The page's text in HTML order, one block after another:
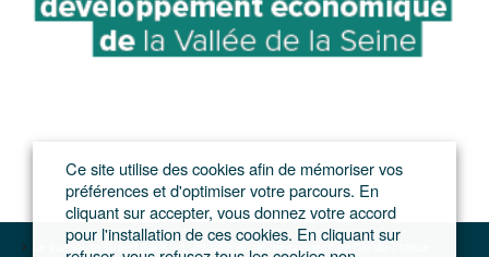
Le journal du Grand Paris – L'actualité du développement de l'Ile-de-France
Ce site utilise des cookies afin de mémoriser vos
préférences et d'optimiser votre parcours. En
cliquant sur accepter, vous donnez votre accord
pour l'installation de ces cookies. En cliquant sur